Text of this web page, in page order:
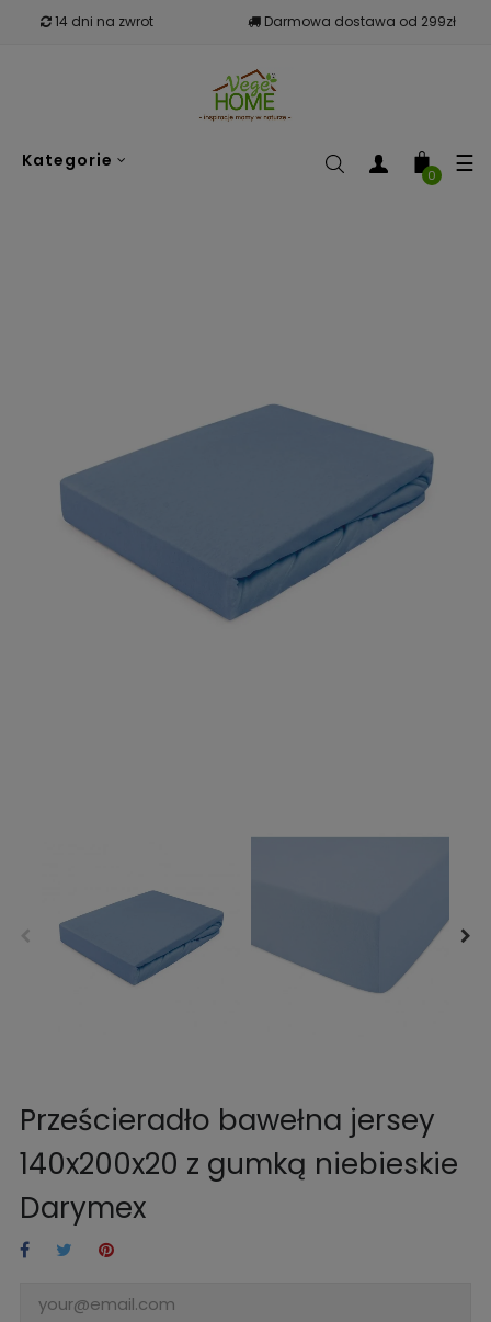
14 dni na zwrot Darmowa dostawa od 299zł
Kategorie ☰
0
Prześcieradło bawełna jersey
140x200x20 z gumką niebieskie
Darymex